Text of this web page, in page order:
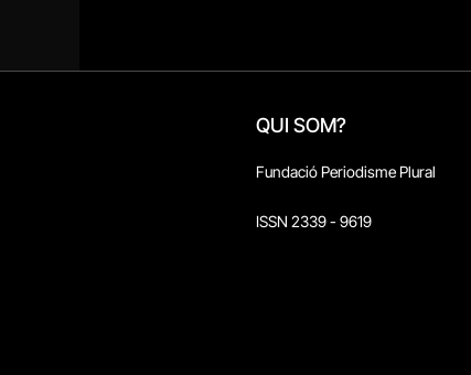
QUI SOM?
Fundació Periodisme Plural
ISSN 2339 - 9619